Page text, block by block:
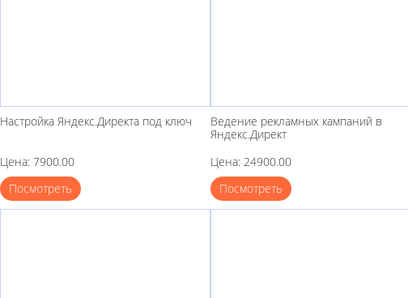
Настройка Яндекс.Директа под ключ
Цена: 7900.00
Посмотреть
Ведение рекламных кампаний в
Яндекс.Директ
Цена: 24900.00
Посмотреть